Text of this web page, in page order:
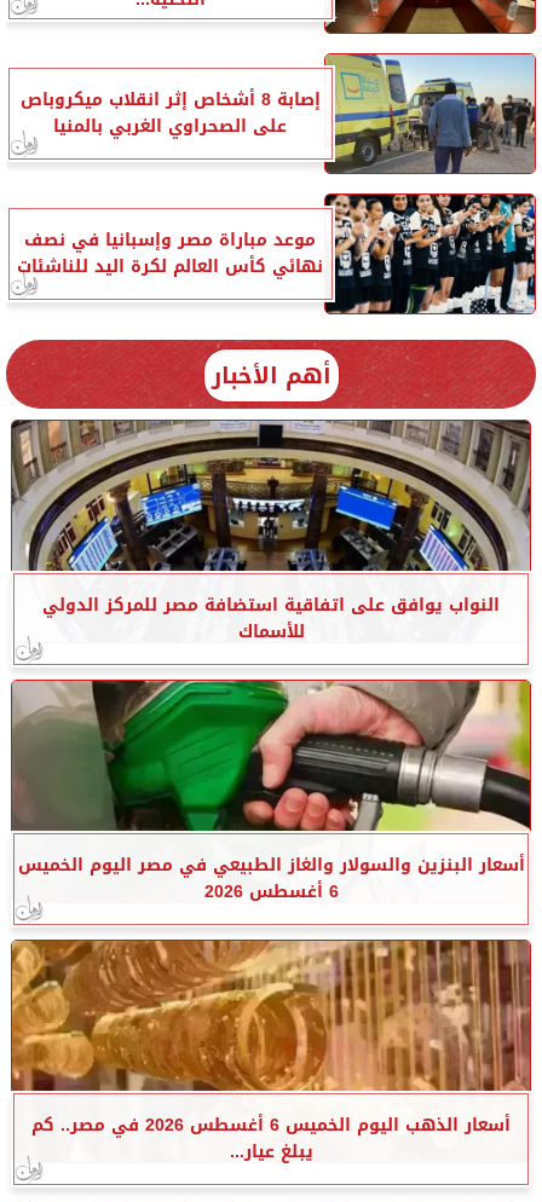
إصابة 8 أشخاص إثر انقلاب ميكروباص
على الصحراوي الغربي بالمنيا
موعد مباراة مصر وإسبانيا في نصف
نهائي كأس العالم لكرة اليد للناشئات
أهم الأخبار
النواب يوافق على اتفاقية استضافة مصر للمركز الدولي
للأسماك
أسعار البنزين والسولار والغاز الطبيعي في مصر اليوم الخميس
6 أغسطس 2026
أسعار الذهب اليوم الخميس 6 أغسطس 2026 في مصر.. كم
يبلغ عيار...